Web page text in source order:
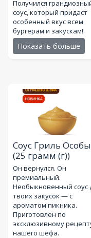
Получился
соус, который придаст
особенный вкус всем
бургерам и закускам!
Показать больше
Соус Гриль
(25 грамм (г))
Он вернулся. Он
премиальный.
Необыкновенный соус
твоих закусок — с
ароматом пикника.
Приготовлен по
эксклюзивному
нашего шефа.